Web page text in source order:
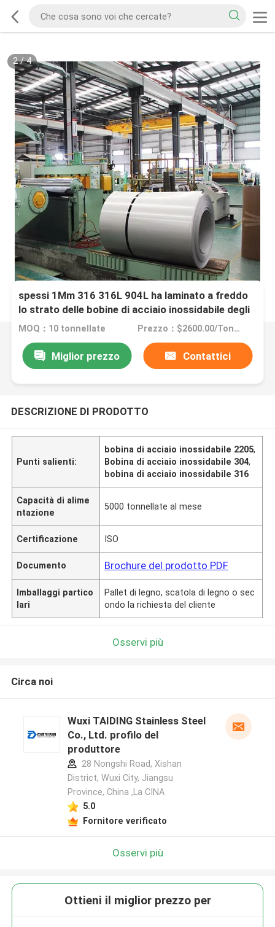
2/4
Il migliore prezzo 0.6Mm 201 202 304 304L
spessi 1Mm 316 316L 904L ha laminato a freddo
lo strato delle bobine di acciaio inossidabile degli
ss
MOQ：10 tonnellate Prezzo：$2600.00/Tons 10-999 Tons
Miglior prezzo Contattici
DESCRIZIONE DI PRODOTTO
Punti salienti:
bobina di acciaio inossidabile 2205,
Bobina di acciaio inossidabile 304,
bobina di acciaio inossidabile 316
Capacità di alime
ntazione
5000 tonnellate al mese
Certificazione ISO
Documento Brochure del prodotto PDF
Imballaggi partico
lari
Pallet di legno, scatola di legno o sec
ondo la richiesta del cliente
Osservi più
Circa noi
Wuxi TAIDING Stainless Steel
Co., Ltd. profilo del
produttore
28 Nongshi Road, Xishan
District, Wuxi City, Jiangsu
Province, China ,La CINA
5.0
Fornitore verificato
Osservi più
Ottieni il miglior prezzo per